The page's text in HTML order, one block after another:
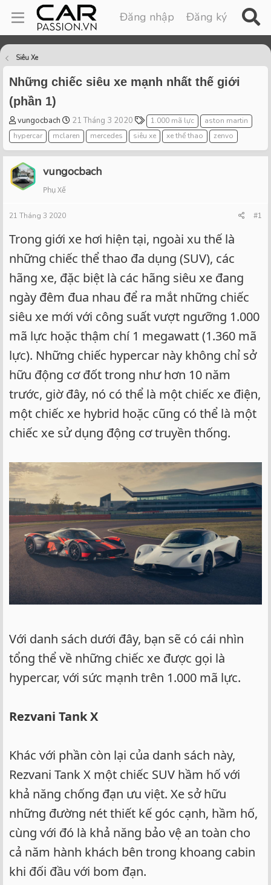
Đăng nhập Đăng ký
Siêu Xe
Những chiếc siêu xe mạnh nhất thế giới
(phần 1)
T
h
r
e
a
d
s
a
t
e
r
vungocbach
S
t
a
r
t
21 Tháng 3 2020
T
a
g
s
1.000 mã lực
aston martin
hypercar
mclaren mercedes siêu xe xe thể thao zenvo
vungocbach
Phụ Xế
21 Tháng 3 2020 #1
Trong giới xe hơi hiện tại, ngoài xu thế là
những chiếc thể thao đa dụng (SUV), các
hãng xe, đặc biệt là các hãng siêu xe đang
ngày đêm đua nhau để ra mắt những chiếc
siêu xe mới với công suất vượt ngưỡng 1.000
mã lực hoặc thậm chí 1 megawatt (1.360 mã
lực). Những chiếc hypercar này không chỉ sở
hữu động cơ đốt trong như hơn 10 năm
trước, giờ đây, nó có thể là một chiếc xe điện,
một chiếc xe hybrid hoặc cũng có thể là một
chiếc xe sử dụng động cơ truyền thống.
Với danh sách dưới đây, bạn sẽ có cái nhìn
tổng thể về những chiếc xe được gọi là
hypercar, với sức mạnh trên 1.000 mã lực.
Rezvani Tank X
Khác với phần còn lại của danh sách này,
Rezvani Tank X một chiếc SUV hầm hố với
khả năng chống đạn ưu việt. Xe sở hữu
những đường nét thiết kế góc cạnh, hầm hố,
cùng với đó là khả năng bảo vệ an toàn cho
cả năm hành khách bên trong khoang cabin
khi đối đầu với bom đạn.